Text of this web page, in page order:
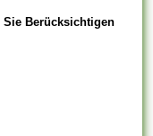
Berücksichtigen